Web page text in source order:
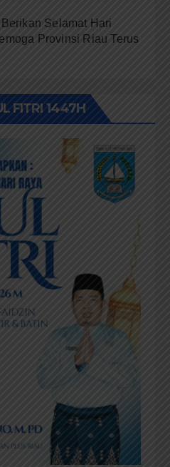
Selamat Hari
Provinsi Riau Terus
FITRI 1447H